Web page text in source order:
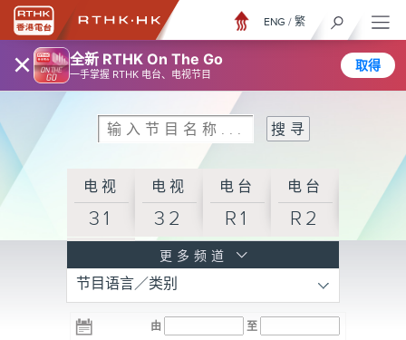
× 全新 RTHK On The Go
一手掌握 RTHK 电台、电视节目
取得
ENG / 繁
电视
31
电视
32
电台
R1
电台
R2
R3
电台 电台 电台
更多频道
节目语言／类别
由 至